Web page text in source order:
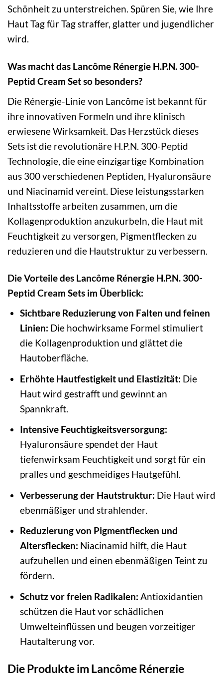
Schönheit zu unterstreichen. Spüren Sie, wie Ihre
Haut Tag für Tag straffer, glatter und jugendlicher
wird.
Was macht das Lancôme Rénergie H.P.N. 300-
Peptid Cream Set so besonders?
Die Rénergie-Linie von Lancôme ist bekannt für
ihre innovativen Formeln und ihre klinisch
erwiesene Wirksamkeit. Das Herzstück dieses
Sets ist die revolutionäre H.P.N. 300-Peptid
Technologie, die eine einzigartige Kombination
aus 300 verschiedenen Peptiden, Hyaluronsäure
und Niacinamid vereint. Diese leistungsstarken
Inhaltsstoffe arbeiten zusammen, um die
Kollagenproduktion anzukurbeln, die Haut mit
Feuchtigkeit zu versorgen, Pigmentflecken zu
reduzieren und die Hautstruktur zu verbessern.
Die Vorteile des Lancôme Rénergie H.P.N. 300-
Peptid Cream Sets im Überblick:
Sichtbare Reduzierung von Falten und feinen
Linien: Die hochwirksame Formel stimuliert
die Kollagenproduktion und glättet die
Hautoberfläche.
Erhöhte Hautfestigkeit und Elastizität: Die
Haut wird gestrafft und gewinnt an
Spannkraft.
Intensive Feuchtigkeitsversorgung:
Hyaluronsäure spendet der Haut
tiefenwirksam Feuchtigkeit und sorgt für ein
pralles und geschmeidiges Hautgefühl.
Verbesserung der Hautstruktur: Die Haut wird
ebenmäßiger und strahlender.
Reduzierung von Pigmentflecken und
Altersflecken: Niacinamid hilft, die Haut
aufzuhellen und einen ebenmäßigen Teint zu
fördern.
Schutz vor freien Radikalen: Antioxidantien
schützen die Haut vor schädlichen
Umwelteinflüssen und beugen vorzeitiger
Hautalterung vor.
Die Produkte im Lancôme Rénergie